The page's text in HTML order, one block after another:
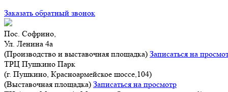
Заказать обратный звонок
Пос. Софрино,
Ул. Ленина 4а
(Производство и выставочная площадка) Записаться на
ТРЦ Пушкино Парк
(г. Пушкино, Красноармейское шоссе,104)
(Выставочная площадка) Записаться на просмотр